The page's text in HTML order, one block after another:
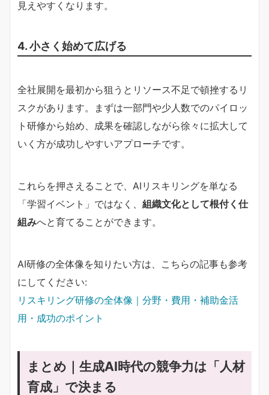
見えやすくなります。
4. 小さく始めて広げる
全社展開を最初から狙うとリソース不足で頓挫するリ
スクがあります。まずは一部門や少人数でのパイロッ
ト研修から始め、成果を確認しながら徐々に拡大して
いく方が成功しやすいアプローチです。
これらを押さえることで、AIリスキリングを単なる
「学習イベント」ではなく、 組織文化として根付く仕
組みへと育てることができます。
AI研修の全体像を知りたい方は、こちらの記事も参考
にしてください:
リスキリング研修の全体像｜分野・費用・補助金活
用・成功のポイント
まとめ｜生成AI時代の競争力は「人材
育成」で決まる